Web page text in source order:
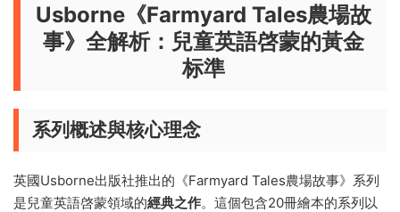
Usborne《Farmyard Tales農場故
事》全解析：兒童英語啓蒙的黃金
标準
系列概述與核心理念
英國Usborne出版社推出的《Farmyard Tales農場故事》系列
是兒童英語啓蒙領域的經典之作。這個包含20冊繪本的系列以